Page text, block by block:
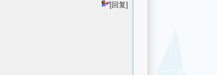
[回复]